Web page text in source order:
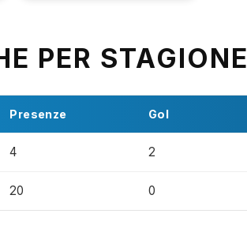
PER STAGIONE
Presenze Gol
4 2
20 0